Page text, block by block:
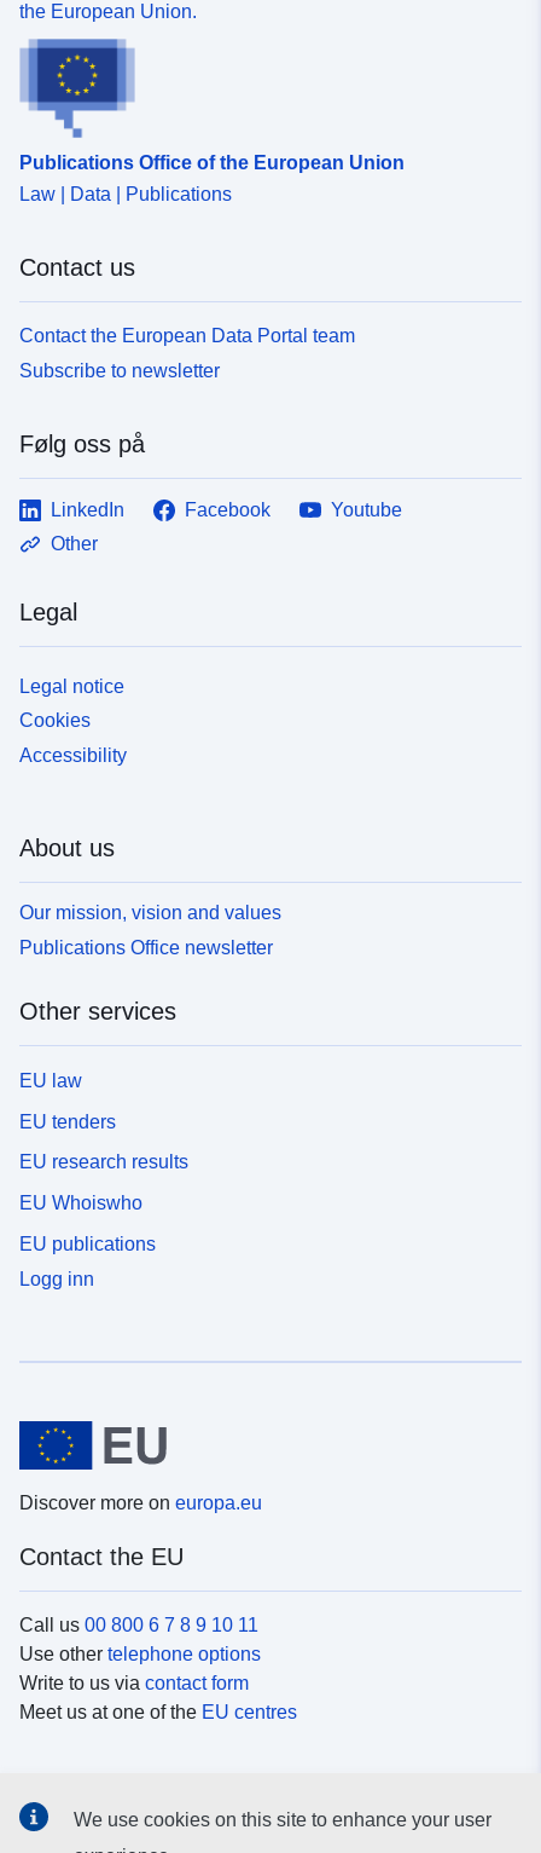
the European Union.
Publications Office of the European Union
Law | Data | Publications
Contact us
Contact the European Data Portal team
Subscribe to newsletter
Følg oss på
LinkedIn Facebook
Youtube
Other
Legal
Legal notice
Cookies
Accessibility
About us
Our mission, vision and values
Publications Office newsletter
Other services
EU law
EU tenders
EU research results
EU Whoiswho
EU publications
Logg inn
Discover more on europa.eu
Contact the EU
Call us 00 800 6 7 8 9 10 11
Use other telephone options
Write to us via contact form
Meet us at one of the EU centres
We use cookies on this site to enhance your user